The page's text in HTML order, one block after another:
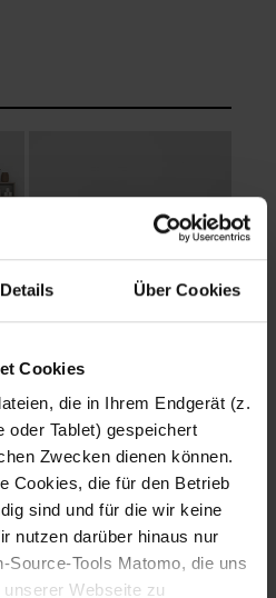
Details Über Cookies
Cookies
die in Ihrem Endgerät (z.
oder Tablet) gespeichert
Zwecken dienen können.
Cookies, die für den Betrieb
sind und für die wir keine
nutzen darüber hinaus nur
Source-Tools Matomo, die uns
Webseite zu
Fotografo: Lorenz
Sternbach
Download